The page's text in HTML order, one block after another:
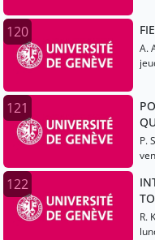
120
A.
121
P.
122
R.